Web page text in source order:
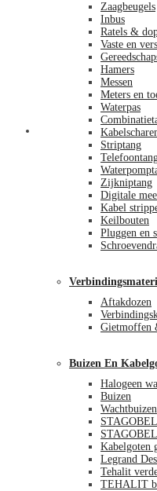
Zaagbeugels
Inbus
Ratels &
Vaste en
Hamers
Messen
Meters en
Waterpas
Striptang
Zijkniptang
Digitale
Kabel
Keilbouten
Pluggen en
Aftakdozen
Gietmoffen
Buizen En
Halogeen
Buizen
Wachtbuizen
Kabelgoten
Legrand
Tehalit
TEHALIT